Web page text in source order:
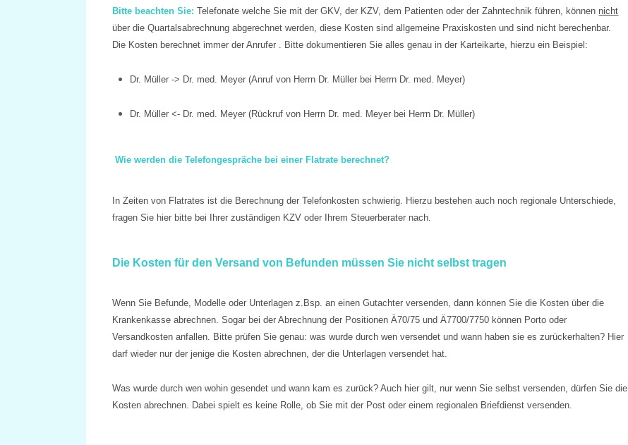
Bitte beachten Sie: Telefonate welche Sie mit der GKV, der KZV, dem Patienten oder der Zahntechnik führen, können nicht
über die Quartalsabrechnung abgerechnet werden, diese Kosten sind allgemeine Praxiskosten und sind nicht berechenbar.
Die Kosten berechnet immer der Anrufer . Bitte dokumentieren Sie alles genau in der Karteikarte, hierzu ein Beispiel:
Dr. Müller -> Dr. med. Meyer (Anruf von Herrn Dr. Müller bei Herrn Dr. med. Meyer)
Dr. Müller <- Dr. med. Meyer (Rückruf von Herrn Dr. med. Meyer bei Herrn Dr. Müller)
Wie werden die Telefongespräche bei einer Flatrate berechnet?
In Zeiten von Flatrates ist die Berechnung der Telefonkosten schwierig. Hierzu bestehen auch noch regionale Unterschiede,
fragen Sie hier bitte bei Ihrer zuständigen KZV oder Ihrem Steuerberater nach.
Die Kosten für den Versand von Befunden müssen Sie nicht selbst tragen
Wenn Sie Befunde, Modelle oder Unterlagen z.Bsp. an einen Gutachter versenden, dann können Sie die Kosten über die
Krankenkasse abrechnen. Sogar bei der Abrechnung der Positionen Ä70/75 und Ä7700/7750 können Porto oder
Versandkosten anfallen. Bitte prüfen Sie genau: was wurde durch wen versendet und wann haben sie es zurückerhalten? Hier
darf wieder nur der jenige die Kosten abrechnen, der die Unterlagen versendet hat.
Was wurde durch wen wohin gesendet und wann kam es zurück? Auch hier gilt, nur wenn Sie selbst versenden, dürfen Sie die
Kosten abrechnen. Dabei spielt es keine Rolle, ob Sie mit der Post oder einem regionalen Briefdienst versenden.